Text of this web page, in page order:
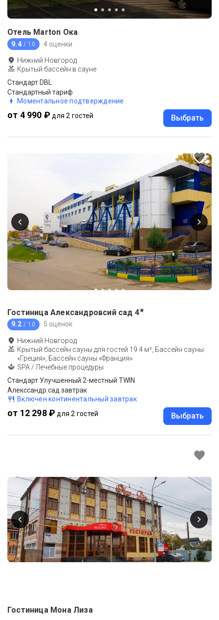
Отель Marton Ока
9.4 / 10 4 оценки
Нижний Новгород
Крытый бассейн в сауне
Стандарт DBL
Стандартный тариф
Моментальное подтверждение
от 4 990 ₽ для 2 гостей Выбрать
Гостиница Александровсий сад 4★
9.2 / 10 5 оценок
Нижний Новгород
Крытый бассейн сауны для гостей 19.4 м², Бассейн сауны
«Греция», Бассейн сауны «Франция»
SPA / Лечебные процедуры
Стандарт Улучшенный 2-местный TWIN
Алекссандр.сад завтрак
Включен континентальный завтрак
от 12 298 ₽ для 2 гостей Выбрать
Гостиница Мона Лиза